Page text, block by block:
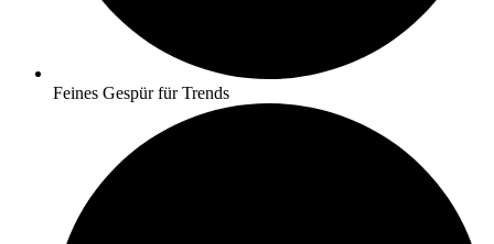
Feines Gespür für Trends